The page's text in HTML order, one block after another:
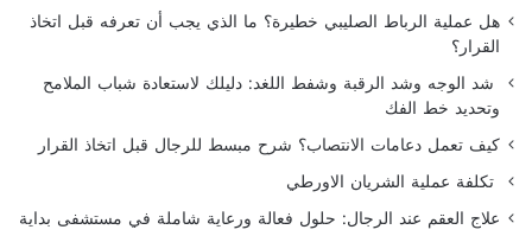
هل عملية الرباط الصليبي خطيرة؟ ما الذي يجب أن تعرفه قبل اتخاذ
القرار؟
شد الوجه وشد الرقبة وشفط اللغد: دليلك لاستعادة شباب الملامح
وتحديد خط الفك
كيف تعمل دعامات الانتصاب؟ شرح مبسط للرجال قبل اتخاذ القرار
تكلفة عملية الشريان الاورطي
علاج العقم عند الرجال: حلول فعالة ورعاية شاملة في مستشفى بداية